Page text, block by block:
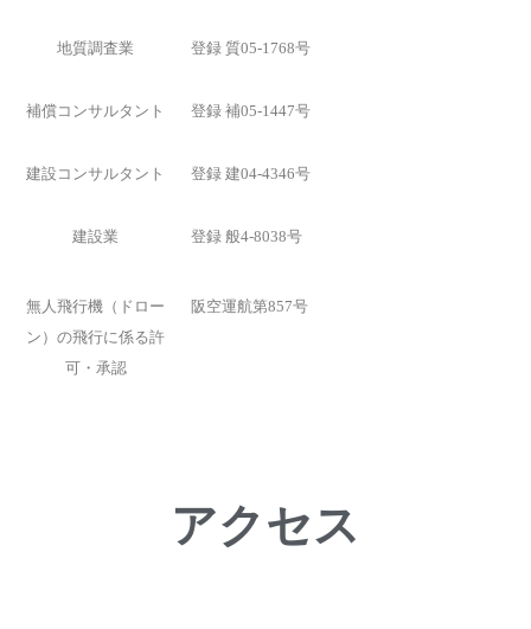
地質調査業 登録 質05-1768号
補償コンサルタント 登録 補05-1447号
建設コンサルタント 登録 建04-4346号
建設業 登録 般4-8038号
無人飛行機（ドロー
ン）の飛行に係る許
可・承認
阪空運航第857号
アクセス